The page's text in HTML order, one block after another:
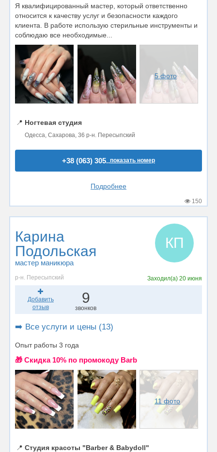
Я квалифицированный мастер, который ответственно
относится к качеству услуг и безопасности каждого
клиента. В работе использую стерильные инструменты и
соблюдаю все необходимые...
5 фото
📍 Ногтевая студия
Одесса, Сахарова, 36 р-н. Пересыпский
+38 (063) 305..показать номер
Подробнее
150
Карина
Подольская
мастер маникюра
КП
р-н. Пересыпский Заходил(а) 20 июня
Добавить
отзыв
9
звонков
➡️ Все услуги и цены (13)
Опыт работы 3 года
🎁 Cкидка 10% по промокоду Barb
11 фото
📍 Студия красоты "Barber & Babydoll"